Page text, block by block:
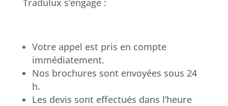
Tradulux s’engage :
Votre appel est pris en compte
immédiatement.
Nos brochures sont envoyées sous 24
h.
Les devis sont effectués dans l’heure